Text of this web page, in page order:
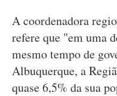
A coordenadora
refere que "em uma
mesmo tempo de
Albuquerque, a
quase 6,5% da sua